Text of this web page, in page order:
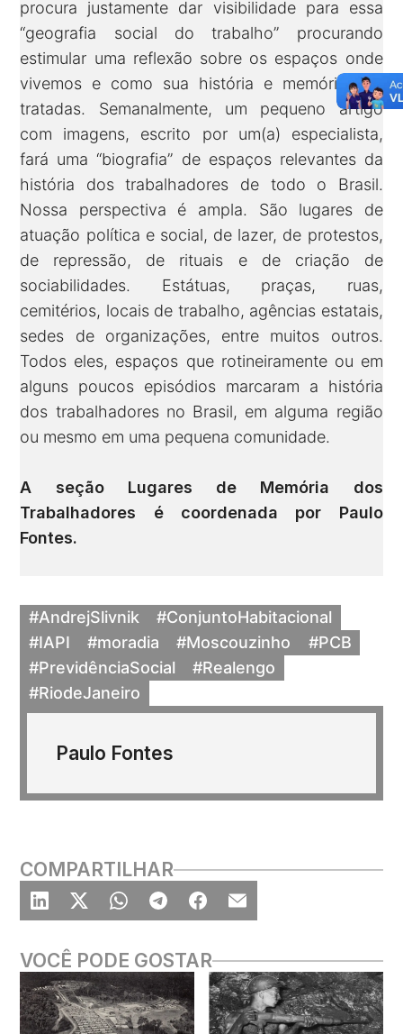
procura justamente dar visibilidade para essa
“geografia social do trabalho” procurando
estimular uma reflexão sobre os espaços onde
vivemos e como sua história e memória são
tratadas. Semanalmente, um pequeno artigo
com imagens, escrito por um(a) especialista,
fará uma “biografia” de espaços relevantes da
história dos trabalhadores de todo o Brasil.
Nossa perspectiva é ampla. São lugares de
atuação política e social, de lazer, de protestos,
de repressão, de rituais e de criação de
sociabilidades. Estátuas, praças, ruas,
cemitérios, locais de trabalho, agências estatais,
sedes de organizações, entre muitos outros.
Todos eles, espaços que rotineiramente ou em
alguns poucos episódios marcaram a história
dos trabalhadores no Brasil, em alguma região
ou mesmo em uma pequena comunidade.
A seção Lugares de Memória dos
Trabalhadores é coordenada por Paulo
Fontes.
#AndrejSlivnik
#ConjuntoHabitacional
#IAPI
#moradia #Moscouzinho
#PCB
#PrevidênciaSocial
#Realengo
#RiodeJaneiro
Paulo Fontes
COMPARTILHAR
VOCÊ PODE GOSTAR